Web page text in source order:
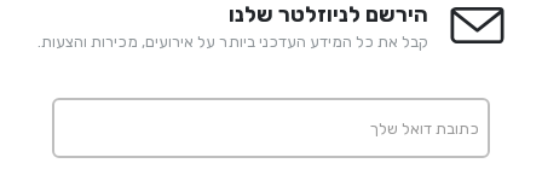
הירשם לניוזלטר שלנו
קבל את כל המידע העדכני ביותר על אירועים, מכירות והצעות.